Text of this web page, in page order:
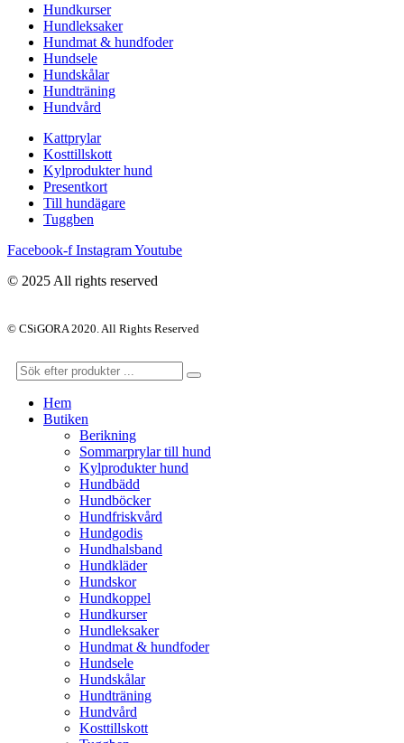
Hundkurser
Hundleksaker
Hundmat & hundfoder
Hundsele
Hundskålar
Hundträning
Hundvård
Kattprylar
Kosttillskott
Kylprodukter hund
Presentkort
Till hundägare
Tuggben
Facebook-f InstagramYoutube
© 2025 All rights reserved
© CSiGORA 2020. All Rights Reserved
Hem
Butiken
Berikning
Sommarprylar till hund
Kylprodukter hund
Hundbädd
Hundböcker
Hundfriskvård
Hundgodis
Hundhalsband
Hundkläder
Hundskor
Hundkoppel
Hundkurser
Hundleksaker
Hundmat & hundfoder
Hundsele
Hundskålar
Hundträning
Hundvård
Kosttillskott